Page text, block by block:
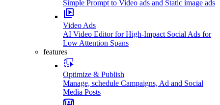
Simple Prompt to Video ads and Static image ads
Video Ads
AI Video Editor for High-Impact Social Ads for
Low Attention Spans
features
Optimize & Publish
Manage, schedule Campaigns, Ad and Social
Media Posts